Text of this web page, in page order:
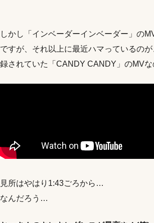
しかし「インベーダーインベーダー」の
ですが、それ以上に最近ハマっているの
録されていた「CANDY CANDY」のMVな
見所はやはり1:43ごろから…
なんだろう…